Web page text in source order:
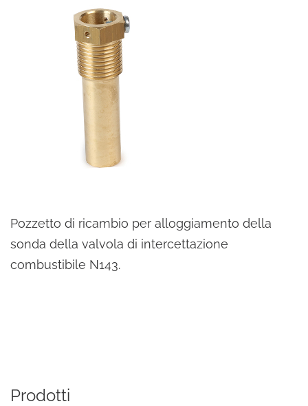
Pozzetto di ricambio per alloggiamento della
sonda della valvola di intercettazione
combustibile N143.
Prodotti